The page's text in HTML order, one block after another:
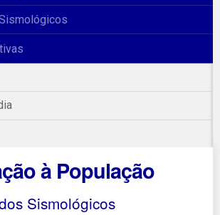
à População
Sismológicos